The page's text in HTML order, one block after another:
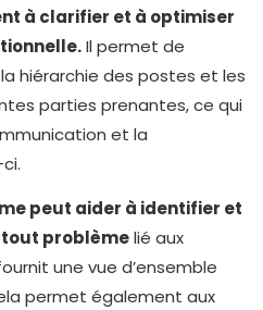
à clarifier et à optimiser
Il permet de
hiérarchie des postes et les
parties prenantes, ce qui
et la
peut aider à identifier et
problèmelié aux
une vue d’ensemble
permet également aux